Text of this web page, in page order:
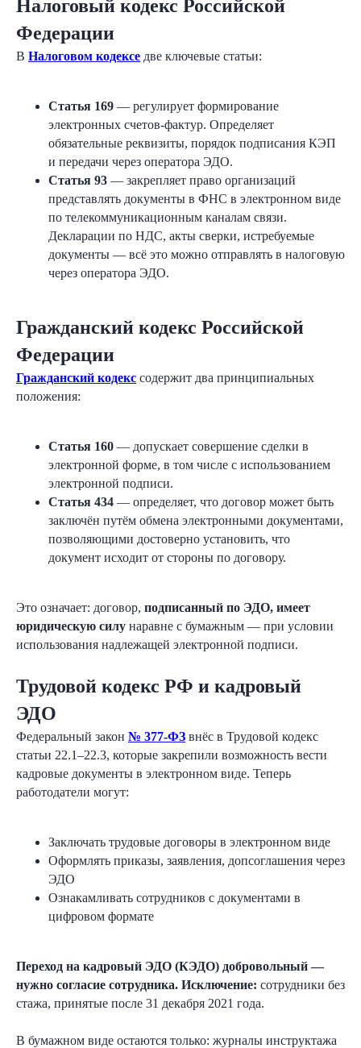
Налоговый кодекс Российской
Федерации
В Налоговом кодексе две ключевые статьи:
Статья 169 — регулирует формирование
электронных счетов-фактур. Определяет
обязательные реквизиты, порядок подписания КЭП
и передачи через оператора ЭДО.
Статья 93 — закрепляет право организаций
представлять документы в ФНС в электронном виде
по телекоммуникационным каналам связи.
Декларации по НДС, акты сверки, истребуемые
документы — всё это можно отправлять в налоговую
через оператора ЭДО.
Гражданский кодекс Российской
Федерации
Гражданский кодекс содержит два принципиальных
положения:
Статья 160 — допускает совершение сделки в
электронной форме, в том числе с использованием
электронной подписи.
Статья 434 — определяет, что договор может быть
заключён путём обмена электронными документами,
позволяющими достоверно установить, что
документ исходит от стороны по договору.
Это означает: договор, подписанный по ЭДО, имеет
юридическую силу наравне с бумажным — при условии
использования надлежащей электронной подписи.
Трудовой кодекс РФ и кадровый
ЭДО
Федеральный закон № 377-ФЗ внёс в Трудовой кодекс
статьи 22.1–22.3, которые закрепили возможность вести
кадровые документы в электронном виде. Теперь
работодатели могут:
Заключать трудовые договоры в электронном виде
Оформлять приказы, заявления, допсоглашения через
ЭДО
Ознакамливать сотрудников с документами в
цифровом формате
Переход на кадровый ЭДО (КЭДО) добровольный —
нужно согласие сотрудника. Исключение: сотрудники без
стажа, принятые после 31 декабря 2021 года.
В бумажном виде остаются только: журналы инструктажа